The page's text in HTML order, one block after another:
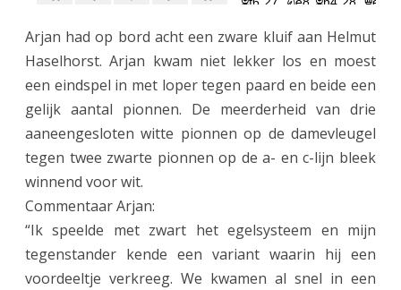
Arjan had op bord acht een zware kluif aan Helmut
Haselhorst. Arjan kwam niet lekker los en moest
een eindspel in met loper tegen paard en beide een
gelijk aantal pionnen. De meerderheid van drie
aaneengesloten witte pionnen op de damevleugel
tegen twee zwarte pionnen op de a- en c-lijn bleek
winnend voor wit.
Commentaar Arjan:
“Ik speelde met zwart het egelsysteem en mijn
tegenstander kende een variant waarin hij een
voordeeltje verkreeg. We kwamen al snel in een